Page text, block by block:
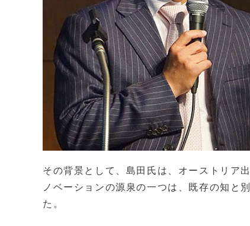
その背景として、島田氏は、オーストリア
ノベーションの源泉の一つは、既存の知と
た。